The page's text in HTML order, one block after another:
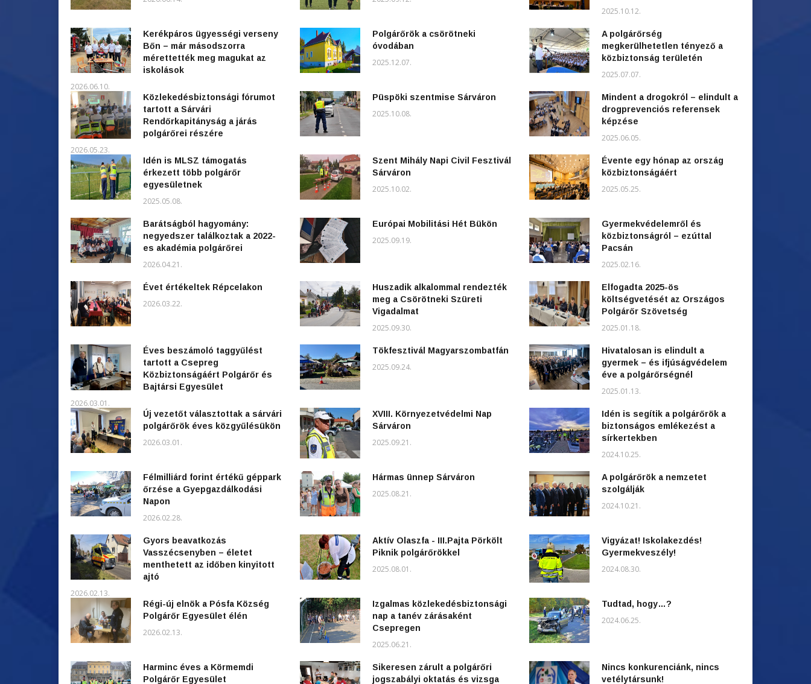
Kerékpáros ügyességi verseny
Bőn – már másodszorra
mérettették meg magukat az
iskolások
2026.06.10.
Közlekedésbiztonsági fórumot
tartott a Sárvári
Rendőrkapitányság a járás
polgárőrei részére
2026.05.23.
Idén is MLSZ támogatás
érkezett több polgárőr
egyesületnek
2025.05.08.
Barátságból hagyomány:
negyedszer találkoztak a 2022-
es akadémia polgárőrei
2026.04.21.
Évet értékeltek Répcelakon
2026.03.22.
Éves beszámoló taggyűlést
tartott a Csepreg
Közbiztonságáért Polgárőr és
Bajtársi Egyesület
2026.03.01.
Új vezetőt választottak a sárvári
polgárőrök éves közgyűlésükön
2026.03.01.
Félmilliárd forint értékű géppark
őrzése a Gyepgazdálkodási
Napon
2026.02.28.
Gyors beavatkozás
Vasszécsenyben – életet
menthetett az időben kinyitott
ajtó
2026.02.13.
Régi-új elnök a Pósfa Község
Polgárőr Egyesület élén
2026.02.13.
Harminc éves a Körmemdi
Polgárőr Egyesület
Polgárőrök a csörötneki
óvodában
2025.12.07.
Püspöki szentmise Sárváron
2025.10.08.
Szent Mihály Napi Civil Fesztivál
Sárváron
2025.10.02.
Európai Mobilitási Hét Bükön
2025.09.19.
Huszadik alkalommal rendezték
meg a Csörötneki Szüreti
Vigadalmat
2025.09.30.
Tökfesztivál Magyarszombatfán
2025.09.24.
XVIII. Környezetvédelmi Nap
Sárváron
2025.09.21.
Hármas ünnep Sárváron
2025.08.21.
Aktív Olaszfa - III.Pajta Pörkölt
Piknik polgárőrökkel
2025.08.01.
Izgalmas közlekedésbiztonsági
nap a tanév zárásaként
Csepregen
2025.06.21.
Sikeresen zárult a polgárőri
jogszabályi oktatás és vizsga
2025.10.12.
A polgárőrség
megkerülhetetlen tényező a
közbiztonság területén
2025.07.07.
Mindent a drogokról – elindult a
drogprevenciós referensek
képzése
2025.06.05.
Évente egy hónap az ország
közbiztonságáért
2025.05.25.
Gyermekvédelemről és
közbiztonságról – ezúttal
Pacsán
2025.02.16.
Elfogadta 2025-ös
költségvetését az Országos
Polgárőr Szövetség
2025.01.18.
Hivatalosan is elindult a
gyermek – és ifjúságvédelem
éve a polgárőrségnél
2025.01.13.
Idén is segítik a polgárőrök a
biztonságos emlékezést a
sírkertekben
2024.10.25.
A polgárőrök a nemzetet
szolgálják
2024.10.21.
Vigyázat! Iskolakezdés!
Gyermekveszély!
2024.08.30.
Tudtad, hogy…?
2024.06.25.
Nincs konkurenciánk, nincs
vetélytársunk!